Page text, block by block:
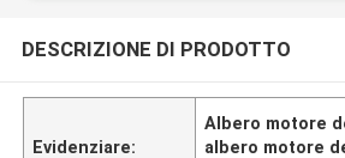
DESCRIZIONE DI PRODOTTO
Evidenziare:
Albero motore
albero motore